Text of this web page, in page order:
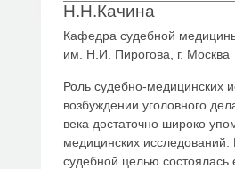
Н.Н.Качина
Кафедра судебной
им. Н.И. Пирогова, г. Москва
Роль судебно-медицинских
возбуждении уголовного
века достаточно широко
медицинских исследований.
судебной целью